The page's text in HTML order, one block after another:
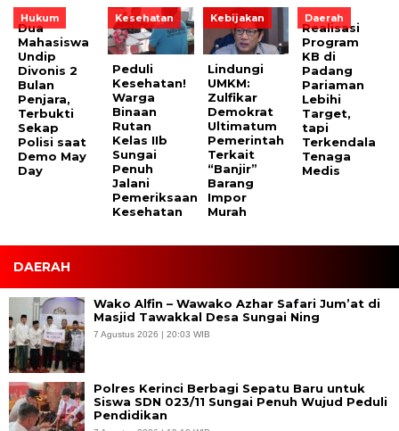
Hukum
Dua
Mahasiswa
Undip
Divonis 2
Bulan
Penjara,
Terbukti
Sekap
Polisi saat
Demo May
Day
Kesehatan
Peduli
Kesehatan!
Warga
Binaan
Rutan
Kelas IIb
Sungai
Penuh
Jalani
Pemeriksaan
Kesehatan
Kebijakan
Lindungi
UMKM:
Zulfikar
Demokrat
Ultimatum
Pemerintah
Terkait
“Banjir”
Barang
Impor
Murah
Daerah
Realisasi
Program
KB di
Padang
Pariaman
Lebihi
Target,
tapi
Terkendala
Tenaga
Medis
DAERAH
Wako Alfin – Wawako Azhar Safari Jum’at di
Masjid Tawakkal Desa Sungai Ning
7 Agustus 2026 | 20:03 WIB
Polres Kerinci Berbagi Sepatu Baru untuk
Siswa SDN 023/11 Sungai Penuh Wujud Peduli
Pendidikan